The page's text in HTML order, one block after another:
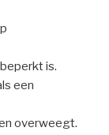
is.
een
overweegt.